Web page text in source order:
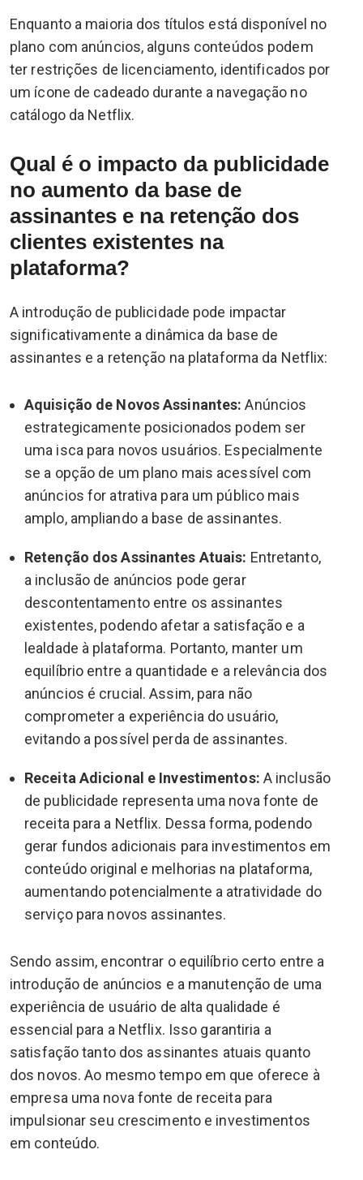
Enquanto a maioria dos títulos está disponível no
plano com anúncios, alguns conteúdos podem
ter restrições de licenciamento, identificados por
um ícone de cadeado durante a navegação no
catálogo da Netflix.
Qual é o impacto da publicidade
no aumento da base de
assinantes e na retenção dos
clientes existentes na
plataforma?
A introdução de publicidade pode impactar
significativamente a dinâmica da base de
assinantes e a retenção na plataforma da Netflix:
Aquisição de Novos Assinantes: Anúncios
estrategicamente posicionados podem ser
uma isca para novos usuários. Especialmente
se a opção de um plano mais acessível com
anúncios for atrativa para um público mais
amplo, ampliando a base de assinantes.
Retenção dos Assinantes Atuais: Entretanto,
a inclusão de anúncios pode gerar
descontentamento entre os assinantes
existentes, podendo afetar a satisfação e a
lealdade à plataforma. Portanto, manter um
equilíbrio entre a quantidade e a relevância dos
anúncios é crucial. Assim, para não
comprometer a experiência do usuário,
evitando a possível perda de assinantes.
Receita Adicional e Investimentos: A inclusão
de publicidade representa uma nova fonte de
receita para a Netflix. Dessa forma, podendo
gerar fundos adicionais para investimentos em
conteúdo original e melhorias na plataforma,
aumentando potencialmente a atratividade do
serviço para novos assinantes.
Sendo assim, encontrar o equilíbrio certo entre a
introdução de anúncios e a manutenção de uma
experiência de usuário de alta qualidade é
essencial para a Netflix. Isso garantiria a
satisfação tanto dos assinantes atuais quanto
dos novos. Ao mesmo tempo em que oferece à
empresa uma nova fonte de receita para
impulsionar seu crescimento e investimentos
em conteúdo.